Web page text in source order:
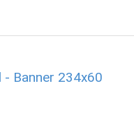
Banner 234x60